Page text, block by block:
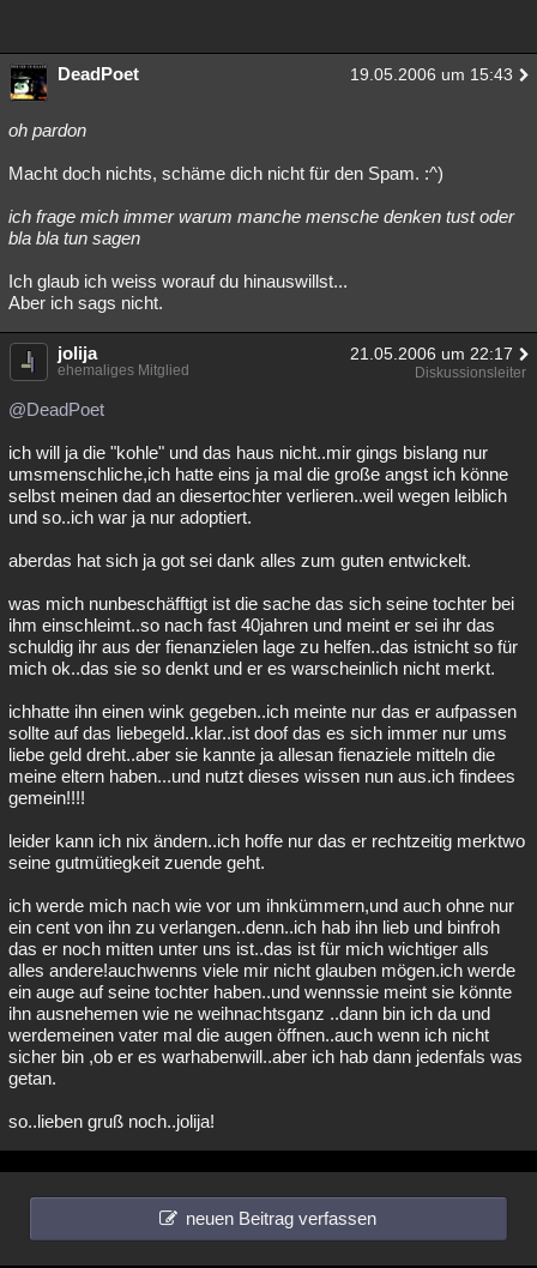
DeadPoet 19.05.2006 um 15:43
oh pardon
Macht doch nichts, schäme dich nicht für den Spam. :^)
ich frage mich immer warum manche mensche denken tust oder
bla bla tun sagen
Ich glaub ich weiss worauf du hinauswillst...
Aber ich sags nicht.
jolija 21.05.2006 um 22:17
ehemaliges Mitglied Diskussionsleiter
@DeadPoet
ich will ja die "kohle" und das haus nicht..mir gings bislang nur
umsmenschliche,ich hatte eins ja mal die große angst ich könne
selbst meinen dad an diesertochter verlieren..weil wegen leiblich
und so..ich war ja nur adoptiert.
aberdas hat sich ja got sei dank alles zum guten entwickelt.
was mich nunbeschäfftigt ist die sache das sich seine tochter bei
ihm einschleimt..so nach fast 40jahren und meint er sei ihr das
schuldig ihr aus der fienanzielen lage zu helfen..das istnicht so für
mich ok..das sie so denkt und er es warscheinlich nicht merkt.
ichhatte ihn einen wink gegeben..ich meinte nur das er aufpassen
sollte auf das liebegeld..klar..ist doof das es sich immer nur ums
liebe geld dreht..aber sie kannte ja allesan fienaziele mitteln die
meine eltern haben...und nutzt dieses wissen nun aus.ich findees
gemein!!!!
leider kann ich nix ändern..ich hoffe nur das er rechtzeitig merktwo
seine gutmütiegkeit zuende geht.
ich werde mich nach wie vor um ihnkümmern,und auch ohne nur
ein cent von ihn zu verlangen..denn..ich hab ihn lieb und binfroh
das er noch mitten unter uns ist..das ist für mich wichtiger alls
alles andere!auchwenns viele mir nicht glauben mögen.ich werde
ein auge auf seine tochter haben..und wennssie meint sie könnte
ihn ausnehemen wie ne weihnachtsganz ..dann bin ich da und
werdemeinen vater mal die augen öffnen..auch wenn ich nicht
sicher bin ,ob er es warhabenwill..aber ich hab dann jedenfals was
getan.
so..lieben gruß noch..jolija!
neuen Beitrag verfassen